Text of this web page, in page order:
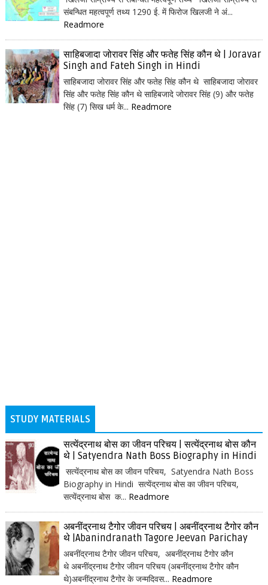
संबन्धित महत्वपूर्ण तथ्य 1290 ई. में फिरोज खिलजी ने अं...
Readmore
साहिबजादा जोरावर सिंह और फतेह सिंह कौन थे | Joravar
Singh and Fateh Singh in Hindi
साहिबजादा जोरावर सिंह और फतेह सिंह कौन थे साहिबजादा जोरावर
सिंह और फतेह सिंह कौन थे साहिबजादे जोरावर सिंह (9) और फतेह
सिंह (7) सिख धर्म के... Readmore
STUDY MATERIALS
सत्येंद्रनाथ बोस का जीवन परिचय | सत्येंद्रनाथ बोस कौन
थे | Satyendra Nath Boss Biography in Hindi
सत्येंद्रनाथ बोस का जीवन परिचय, Satyendra Nath Boss
Biography in Hindi सत्येंद्रनाथ बोस का जीवन परिचय,
सत्येंद्रनाथ बोस क... Readmore
अबनींद्रनाथ टैगोर जीवन परिचय | अबनींद्रनाथ टैगोर कौन
थे |Abanindranath Tagore Jeevan Parichay
अबनींद्रनाथ टैगोर जीवन परिचय, अबनींद्रनाथ टैगोर कौन
थे अबनींद्रनाथ टैगोर जीवन परिचय (अबनींद्रनाथ टैगोर कौन
थे)अबनींद्रनाथ टैगोर के जन्मदिवस... Readmore